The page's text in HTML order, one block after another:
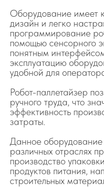
Оборудование имеет
дизайн и легко
программирование
помощью сенсорного
понятным
эксплуатацию
удобной для
Робот-паллетайзер
ручного труда, что
эффективность
затраты.
Данное оборудование
различных отраслях
производство
продуктов питания,
строительных